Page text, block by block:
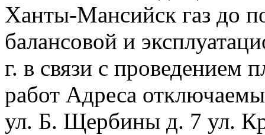
Ханты-Мансийск газ до
балансовой и
г. в связи с проведением
работ Адреса
ул. Б. Щербины д. 7 ул.